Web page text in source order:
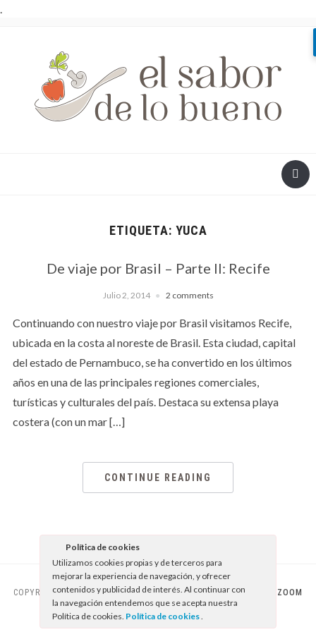
.
ETIQUETA: YUCA
De viaje por Brasil – Parte II: Recife
Julio 2, 2014 2 comments
Continuando con nuestro viaje por Brasil visitamos Recife,
ubicada en la costa al noreste de Brasil. Esta ciudad, capital
del estado de Pernambuco, se ha convertido en los últimos
años en una de las principales regiones comerciales,
turísticas y culturales del país. Destaca su extensa playa
costera (con un mar […]
CONTINUE READING
COPYRIGHT © 2026 EL SABOR DE LO BUENO — DESIGNED BY WPZOOM
Política de cookies
Utilizamos cookies propias y de terceros para
mejorar la experiencia de navegación, y ofrecer
contenidos y publicidad de interés. Al continuar con
la navegación entendemos que se acepta nuestra
Política de cookies. Política de cookies.